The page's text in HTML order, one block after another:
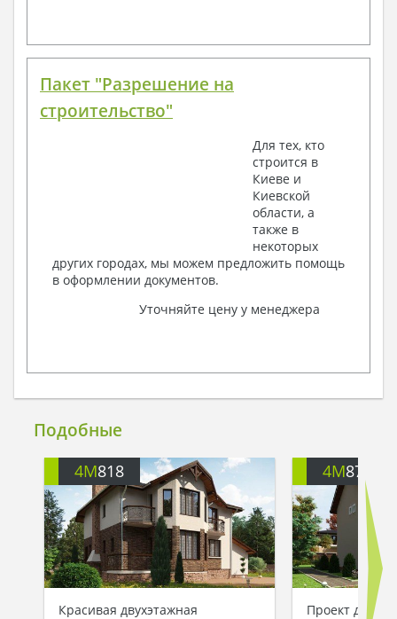
Пакет "Разрешение на
строительство"
Для тех, кто
строится в
Киеве и
Киевской
области, а
также в
некоторых
других городах, мы можем предложить помощь
в оформлении документов.
Уточняйте цену у менеджера
Подобные
4M818
Красивая двухэтажная
4M870
Проект